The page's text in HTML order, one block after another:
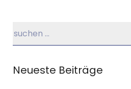
Neueste Beiträge